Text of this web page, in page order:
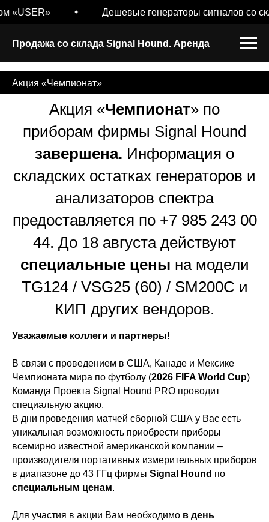
«USER» Дешевые генераторы сигналов со
Продажа со склада Signal Hound. Аренда
Акция «Чемпионат»
Акция «Чемпионат» по
приборам фирмы Signal Hound
завершена. Информация о
складских остатках генераторов и
анализаторов спектра
предоставляется по +7 985 243 00
44. До 18 августа действуют
специальные цены на модели
TG124 / VSG25 (60) / SM200C и
КИП других вендоров.
Уважаемые коллеги и партнеры!
В связи с проведением в США, Канаде и Мексике
Чемпионата мира по футболу (2026 FIFA World Cup)
Команда Проекта Signal Hound PRO проводит
специальную акцию.
В дни проведения матчей сборной США у Вас есть
уникальная возможность приобрести приборы
всемирно известной американской компании –
производителя портативных измерительных приборов
в диапазоне до 43 ГГц фирмы Signal Hound по
специальным ценам.
Для участия в акции Вам необходимо в день